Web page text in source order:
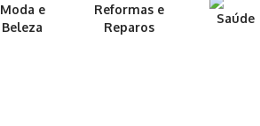
Moda e
Beleza
Reformas e
Reparos
Saúde